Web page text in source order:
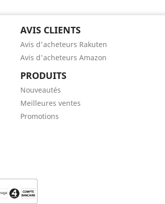
AVIS CLIENTS
Avis d'acheteurs Rakuten
Avis d'acheteurs Amazon
PRODUITS
Nouveautés
Meilleures ventes
Promotions